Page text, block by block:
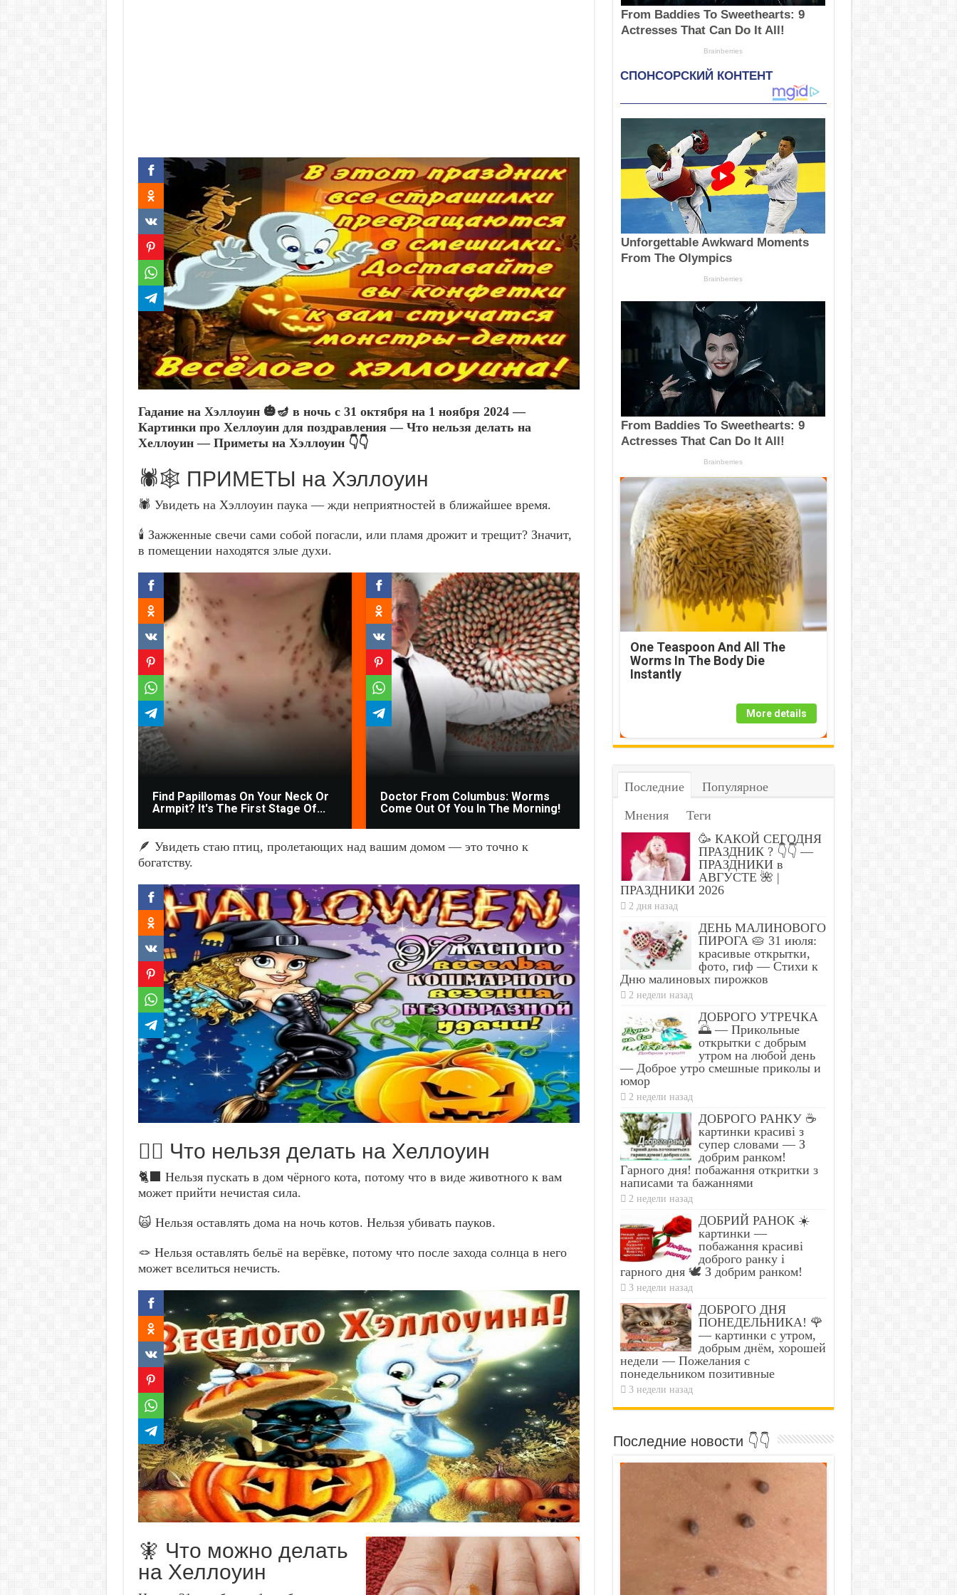
Гадание на Хэллоуин 🎃🪔 в ночь с 31 октября на 1 ноября 2024 —
Картинки про Хеллоуин для поздравления — Что нельзя делать на
Хеллоуин — Приметы на Хэллоуин 👇👇
🕷️🕸️ ПРИМЕТЫ на Хэллоуин
🕷️ Увидеть на Хэллоуин паука — жди неприятностей в ближайшее время.
🕯️ Зажженные свечи сами собой погасли, или пламя дрожит и трещит? Значит,
в помещении находятся злые духи.
Find Papillomas On Your Neck Or
Armpit? It's The First Stage Of...
Doctor From Columbus: Worms
Come Out Of You In The Morning!
No Poop For More Than 2 Days -
It's The First Sign Of
🪶 Увидеть стаю птиц, пролетающих над вашим домом — это точно к
богатству.
🙅‍♀️ Что нельзя делать на Хеллоуин
🐈‍⬛ Нельзя пускать в дом чёрного кота, потому что в виде животного к вам
может прийти нечистая сила.
🙀 Нельзя оставлять дома на ночь котов. Нельзя убивать пауков.
🪢 Нельзя оставлять бельё на верёвке, потому что после захода солнца в него
может вселиться нечисть.
🧚 Что можно делать
на Хеллоуин
One Teaspoon And All The
Worms In The Body Die
Instantly
More details
Последние
Популярное
Мнения
Теги
🥳 КАКОЙ СЕГОДНЯ
ПРАЗДНИК ? 👇👇 —
ПРАЗДНИКИ в
АВГУСТЕ 🌺 |
ПРАЗДНИКИ 2026
2 дня назад
ДЕНЬ МАЛИНОВОГО
ПИРОГА 🥧 31 июля:
красивые открытки,
фото, гиф — Стихи к
Дню малиновых пирожков
2 недели назад
ДОБРОГО УТРЕЧКА
🌅 — Прикольные
открытки с добрым
утром на любой день
— Доброе утро смешные приколы и
юмор
2 недели назад
ДОБРОГО РАНКУ ☕
картинки красиві з
супер словами — З
добрим ранком!
Гарного дня! побажання откритки з
написами та бажаннями
2 недели назад
ДОБРИЙ РАНОК ☀️
картинки —
побажання красиві
доброго ранку і
гарного дня 🕊️ З добрим ранком!
3 недели назад
ДОБРОГО ДНЯ
ПОНЕДЕЛЬНИКА! 🌹
— картинки с утром,
добрым днём, хорошей
недели — Пожелания с
понедельником позитивные
3 недели назад
Последние новости 👇👇